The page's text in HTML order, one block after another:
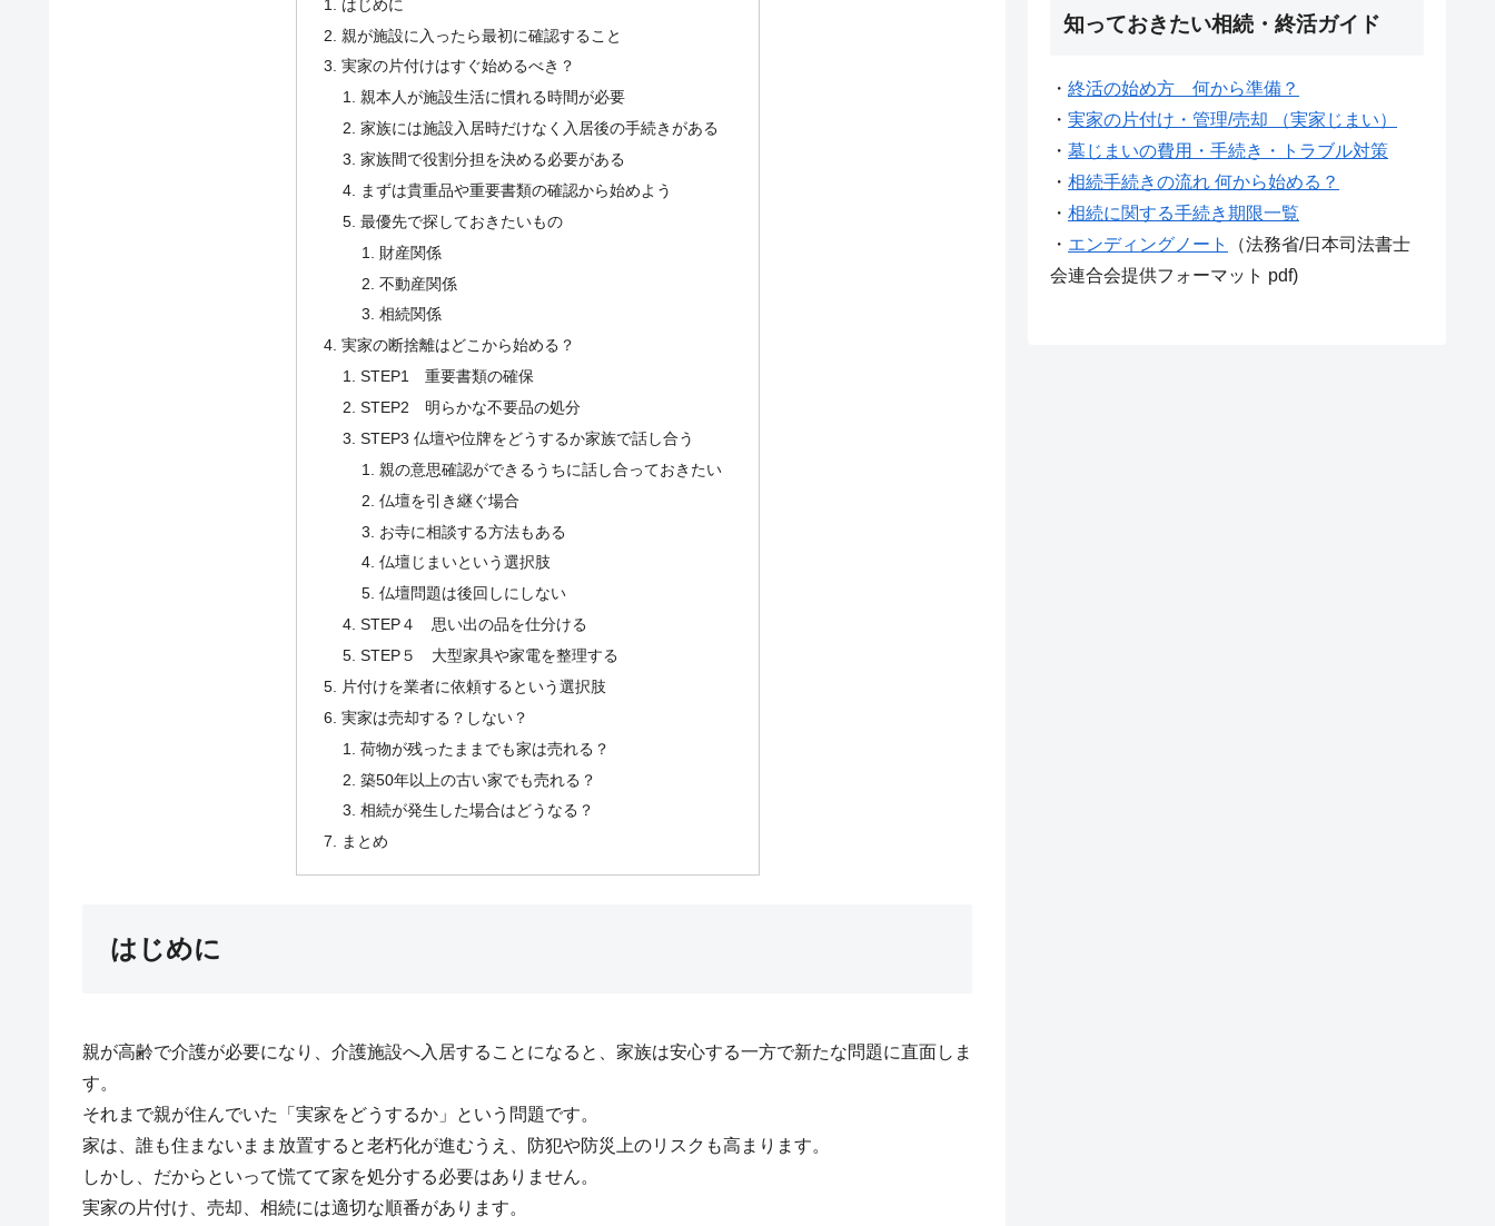
はじめに
親が施設に入ったら最初に確認すること
実家の片付けはすぐ始めるべき？
親本人が施設生活に慣れる時間が必要
家族には施設入居時だけなく入居後の手続きがある
家族間で役割分担を決める必要がある
まずは貴重品や重要書類の確認から始めよう
最優先で探しておきたいもの
財産関係
不動産関係
相続関係
実家の断捨離はどこから始める？
STEP1 重要書類の確保
STEP2 明らかな不要品の処分
STEP3 仏壇や位牌をどうするか家族で話し合う
親の意思確認ができるうちに話し合っておきたい
仏壇を引き継ぐ場合
お寺に相談する方法もある
仏壇じまいという選択肢
仏壇問題は後回しにしない
STEP４ 思い出の品を仕分ける
STEP５ 大型家具や家電を整理する
片付けを業者に依頼するという選択肢
実家は売却する？しない？
荷物が残ったままでも家は売れる？
築50年以上の古い家でも売れる？
相続が発生した場合はどうなる？
まとめ
はじめに
親が高齢で介護が必要になり、介護施設へ入居することになると、家族は安心する一方で新たな問題に直面しま
す。
それまで親が住んでいた「実家をどうするか」という問題です。
家は、誰も住まないまま放置すると老朽化が進むうえ、防犯や防災上のリスクも高まります。
しかし、だからといって慌てて家を処分する必要はありません。
実家の片付け、売却、相続には適切な順番があります。
知っておきたい相続・終活ガイド
・ 終活の始め方 何から準備？
・ 実家の片付け・管理/売却 （実家じまい）
・ 墓じまいの費用・手続き・トラブル対策
・ 相続手続きの流れ 何から始める？
・ 相続に関する手続き期限一覧
・ エンディングノート
（法務省/日本司法書士
会連合会提供フォーマット pdf)